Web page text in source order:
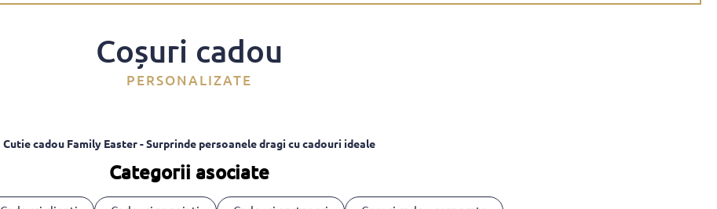
Coșuri cadou
PERSONALIZATE
Cutie cadou Family Easter - Surprinde persoanele dragi cu cadouri ideale
Categorii asociate